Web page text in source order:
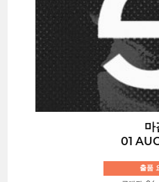
마
01
출품